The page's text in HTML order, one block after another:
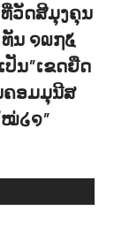
ວັດສີມຸງຄຸນ
ນ ໑໙໗໕
ນ”ເຂດຍືດ
ຄອມມຸນີສ
ໝ່໒໑”